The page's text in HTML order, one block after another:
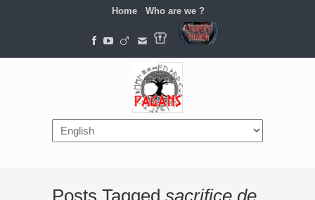
Home Who are we ?
Navigation
Posts Tagged sacrifice de